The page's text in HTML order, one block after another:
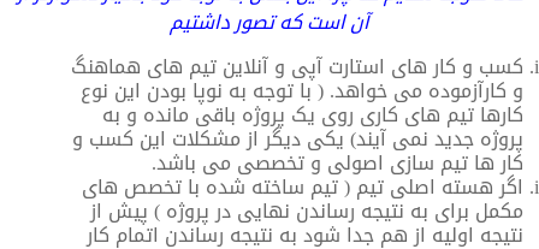
آن است که تصور داشتیم
کسب و کار های استارت آپی و آنلاین تیم های هماهنگ
و کارآزموده می خواهد. ( با توجه به نوپا بودن این نوع
کارها تیم های کاری روی یک پروژه باقی مانده و به
پروژه جدید نمی آیند) یکی دیگر از مشکلات این کسب و
کار ها تیم سازی اصولی و تخصصی می باشد.
اگر هسته اصلی تیم ( تیم ساخته شده با تخصص های
مکمل برای به نتیجه رساندن نهایی در پروژه ) پیش از
نتیجه اولیه از هم جدا شود به نتیجه رساندن اتمام کار